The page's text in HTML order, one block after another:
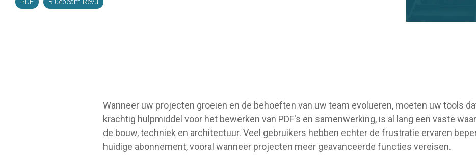
PDF Bluebeam Revu
Wanneer uw projecten groeien en de behoeften van uw team evolueren, moeten uw tools
krachtig hulpmiddel voor het bewerken van PDF's en samenwerking, is al lang een vaste
de bouw, techniek en architectuur. Veel gebruikers hebben echter de frustratie ervaren
huidige abonnement, vooral wanneer projecten meer geavanceerde functies vereisen.